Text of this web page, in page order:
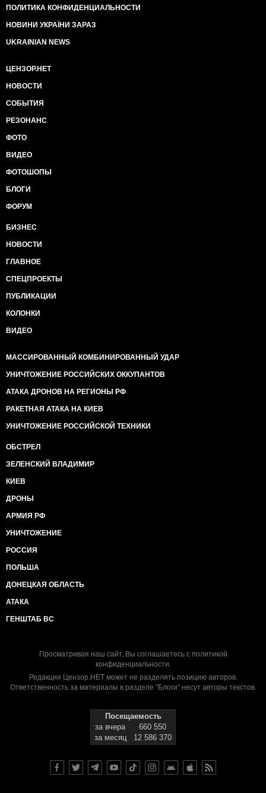
ПОЛИТИКА КОНФИДЕНЦИАЛЬНОСТИ
НОВИНИ УКРАЇНИ ЗАРАЗ
UKRAINIAN NEWS
ЦЕНЗОР.НЕТ
НОВОСТИ
СОБЫТИЯ
РЕЗОНАНС
ФОТО
ВИДЕО
ФОТОШОПЫ
БЛОГИ
ФОРУМ
БИЗНЕС
НОВОСТИ
ГЛАВНОЕ
СПЕЦПРОЕКТЫ
ПУБЛИКАЦИИ
КОЛОНКИ
ВИДЕО
МАССИРОВАННЫЙ КОМБИНИРОВАННЫЙ УДАР
УНИЧТОЖЕНИЕ РОССИЙСКИХ ОККУПАНТОВ
АТАКА ДРОНОВ НА РЕГИОНЫ РФ
РАКЕТНАЯ АТАКА НА КИЕВ
УНИЧТОЖЕНИЕ РОССИЙСКОЙ ТЕХНИКИ
ОБСТРЕЛ
ЗЕЛЕНСКИЙ ВЛАДИМИР
КИЕВ
ДРОНЫ
АРМИЯ РФ
УНИЧТОЖЕНИЕ
РОССИЯ
ПОЛЬША
ДОНЕЦКАЯ ОБЛАСТЬ
АТАКА
ГЕНШТАБ ВС
Просматривая наш сайт, Вы соглашаетесь с политикой
конфиденциальности.
Редакция Цензор.НЕТ может не разделять позицию авторов.
Ответственность за материалы в разделе "Блоги" несут авторы текстов.
Посещаемость
за вчера
660 550
за месяц
12 586 370